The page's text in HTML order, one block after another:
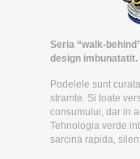
Seria “walk-behind”
design imbunatatit.
Podelele sunt
stramte. Si toate
consumului, dar in
Tehnologia verde
sarcina rapida,